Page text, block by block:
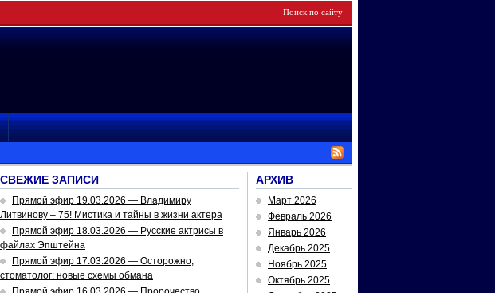
СВЕЖИЕ ЗАПИСИ
Прямой эфир 19.03.2026 — Владимиру
Литвинову – 75! Мистика и тайны в жизни актера
Прямой эфир 18.03.2026 — Русские актрисы в
файлах Эпштейна
Прямой эфир 17.03.2026 — Осторожно,
стоматолог: новые схемы обмана
АРХИВ
Март 2026
Февраль 2026
Январь 2026
Декабрь 2025
Ноябрь 2025
Октябрь 2025